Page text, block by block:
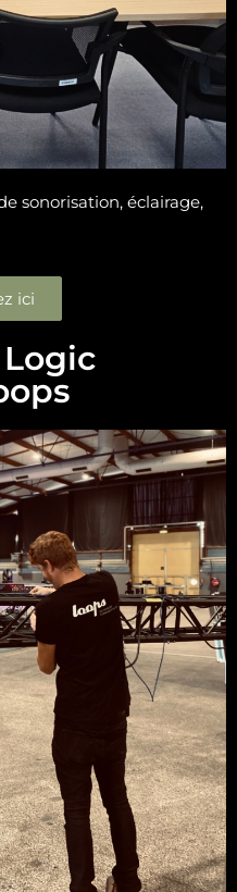
sonorisation, éclairage,
ici